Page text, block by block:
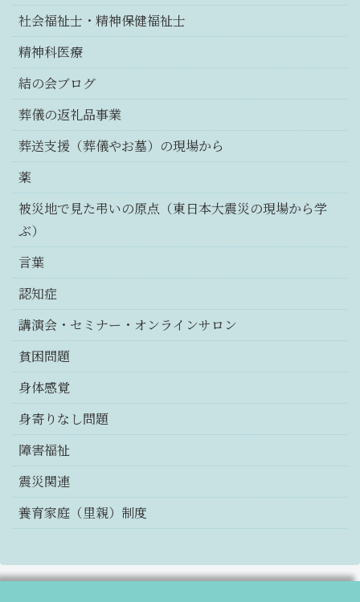
社会福祉士・精神保健福祉士
精神科医療
結の会ブログ
葬儀の返礼品事業
葬送支援（葬儀やお墓）の現場から
薬
被災地で見た弔いの原点（東日本大震災の現場から学
ぶ）
言葉
認知症
講演会・セミナー・オンラインサロン
貧困問題
身体感覚
身寄りなし問題
障害福祉
震災関連
養育家庭（里親）制度